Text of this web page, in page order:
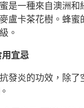
是一種來自澳洲和
盧卡茶花樹。蜂蜜
。
宜忌
發炎的功效，除了